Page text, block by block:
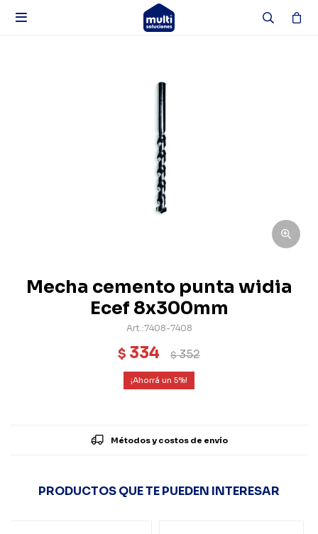

Mecha cemento punta widia
Ecef 8x300mm
7408-7408
$ 334 $352
5
Métodos y costos de envío
PRODUCTOS QUE TE PUEDEN INTERESAR